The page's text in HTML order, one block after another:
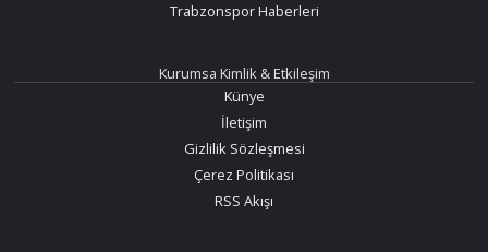
Trabzonspor Haberleri
Kurumsa Kimlik & Etkileşim
Künye
İletişim
Gizlilik Sözleşmesi
Çerez Politikası
RSS Akışı